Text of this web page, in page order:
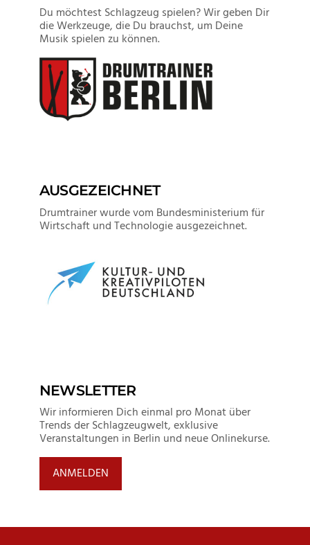
Du möchtest Schlagzeug spielen? Wir geben Dir
die Werkzeuge, die Du brauchst, um Deine
Musik spielen zu können.
AUSGEZEICHNET
Drumtrainer wurde vom Bundesministerium für
Wirtschaft und Technologie ausgezeichnet.
NEWSLETTER
Wir informieren Dich einmal pro Monat über
Trends der Schlagzeugwelt, exklusive
Veranstaltungen in Berlin und neue Onlinekurse.
ANMELDEN